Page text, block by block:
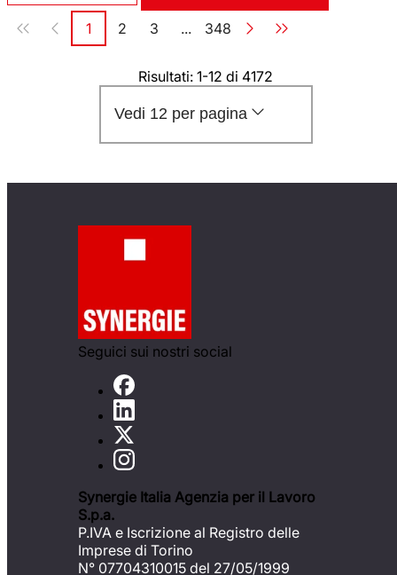
Paginazione
Pagina
1 Pagina
2 Pagina
3 ... Pagina
348
Risultati: 1-12 di 4172
Vedi 12 per pagina
Seguici sui nostri social
Synergie Italia Agenzia per il Lavoro
S.p.a.
P.IVA e Iscrizione al Registro delle
Imprese di Torino
N° 07704310015 del 27/05/1999